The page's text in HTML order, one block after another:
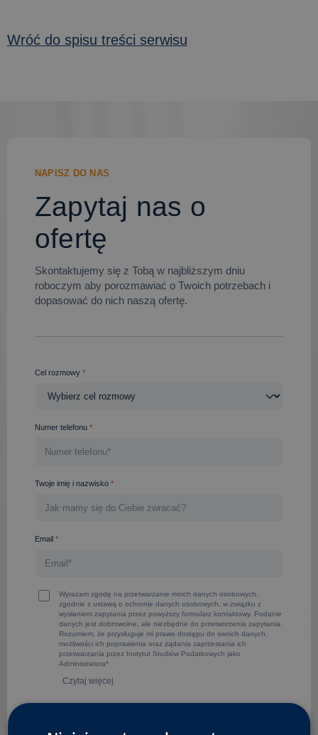
Wróć do spisu treści serwisu
NAPISZ DO NAS
Zapytaj nas o
ofertę
Skontaktujemy się z Tobą w najbliższym dniu
roboczym aby porozmawiać o Twoich potrzebach i
dopasować do nich naszą ofertę.
Cel rozmowy*
Numer telefonu*
Twoje imię i nazwisko*
Email *
Wyrażam zgodę na przetwarzanie moich danych osobowych,
zgodnie z ustawą o ochronie danych osobowych, w związku z
wysłaniem zapytania przez powyższy formularz kontaktowy. Podanie
danych jest dobrowolne, ale niezbędne do przetworzenia zapytania.
Rozumiem, że przysługuje mi prawo dostępu do swoich danych,
możliwości ich poprawienia oraz żądania zaprzestania ich
przetwarzania przez Instytut Studiów Podatkowych jako
Administratora*
Czytaj więcej